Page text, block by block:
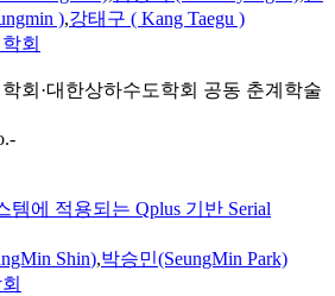
),강태구 ( Kang Taegu )
회
회·대한상하수도학회 공동 춘계학술
템에 적용되는 Qplus 기반 Serial
Shin),박승민(SeungMin Park)